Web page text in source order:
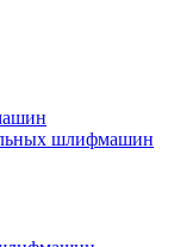
шлифмашин